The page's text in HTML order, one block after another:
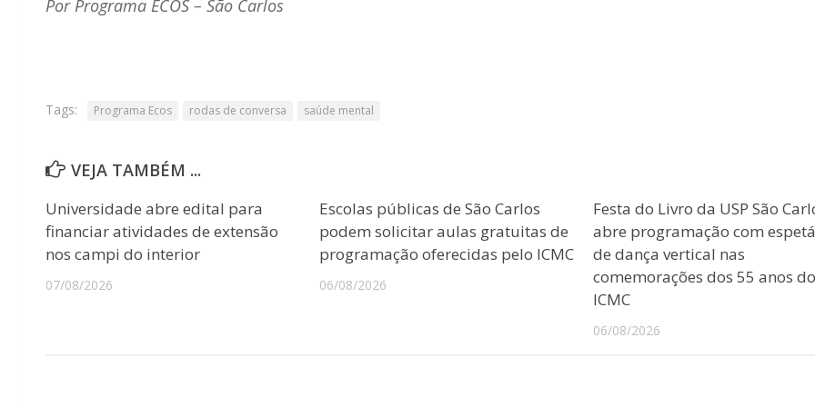
Por Programa ECOS – São Carlos
Tags: Programa Ecos rodas de conversa saúde mental
VEJA TAMBÉM ...
Universidade abre edital para
financiar atividades de extensão
nos campi do interior
07/08/2026
Escolas públicas de São Carlos
podem solicitar aulas gratuitas de
programação oferecidas pelo ICMC
06/08/2026
Festa do Livro da USP São
abre programação com
de dança vertical nas
comemorações dos 55 anos do
ICMC
06/08/2026